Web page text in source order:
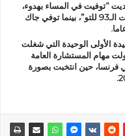
“توفيت في المساء بهدوء،
محاطة بأقاربها؛ وكانت بلغت الـ93 للتو”، بينما توفي جاك
الأولى الوحيدة التي شغلت
مهام المستشارة العامة
فرنسا، حين انتخبت بصورة